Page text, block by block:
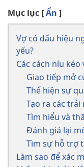
Mục lục [Ẩn ]
Vợ có dấu hiệu
yếu?
Các cách níu
Giao tiếp mở
Thể hiện sự
Tạo ra các
Tìm hiểu và
Đánh giá lại
Tìm sự hỗ trợ
Làm sao để xác